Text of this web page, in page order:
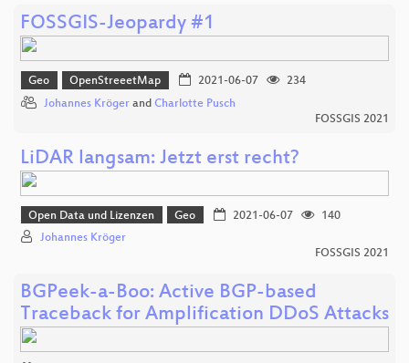
FOSSGIS-Jeopardy #1
Geo OpenStreeetMap 2021-06-07
234
Johannes Kröger and Charlotte Pusch
FOSSGIS 2021
LiDAR langsam: Jetzt erst recht?
Open Data und Lizenzen Geo 2021-06-07
140
Johannes Kröger
FOSSGIS 2021
BGPeek-a-Boo: Active BGP-based
Traceback for Amplification DDoS Attacks